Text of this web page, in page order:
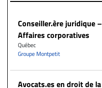
Conseiller.ère juridique –
Affaires corporatives
Québec
Groupe Montpetit
Avocats.es en droit de la